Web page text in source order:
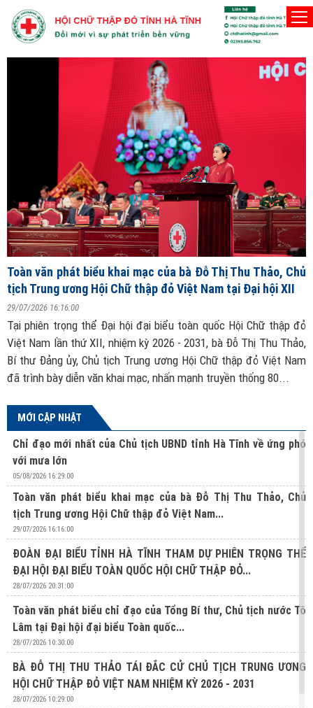
Thứ Bảy, 8/8/2026 Người Hội viên Hội Chữ thập đỏ phải thật sự vì lợi
Toàn văn phát biểu khai mạc của bà Đỗ Thị Thu Thảo, Chủ
tịch Trung ương Hội Chữ thập đỏ Việt Nam tại Đại hội XII
29/07/2026 16:16:00
Tại phiên trọng thể Đại hội đại biểu toàn quốc Hội Chữ thập đỏ
Việt Nam lần thứ XII, nhiệm kỳ 2026 - 2031, bà Đỗ Thị Thu Thảo,
Bí thư Đảng ủy, Chủ tịch Trung ương Hội Chữ thập đỏ Việt Nam
đã trình bày diễn văn khai mạc, nhấn mạnh truyền thống 80...
MỚI CẬP NHẬT
Chỉ đạo mới nhất của Chủ tịch UBND tỉnh Hà Tĩnh về ứng phó
với mưa lớn
05/08/2026 16:29:00
Toàn văn phát biểu khai mạc của bà Đỗ Thị Thu Thảo, Chủ
tịch Trung ương Hội Chữ thập đỏ Việt Nam...
29/07/2026 16:16:00
ĐOÀN ĐẠI BIỂU TỈNH HÀ TĨNH THAM DỰ PHIÊN TRỌNG THỂ
ĐẠI HỘI ĐẠI BIỂU TOÀN QUỐC HỘI CHỮ THẬP ĐỎ...
28/07/2026 20:31:00
Toàn văn phát biểu chỉ đạo của Tổng Bí thư, Chủ tịch nước Tô
Lâm tại Đại hội đại biểu Toàn quốc...
28/07/2026 10:30:00
BÀ ĐỖ THỊ THU THẢO TÁI ĐẮC CỬ CHỦ TỊCH TRUNG ƯƠNG
HỘI CHỮ THẬP ĐỎ VIỆT NAM NHIỆM KỲ 2026 - 2031
28/07/2026 10:29:00